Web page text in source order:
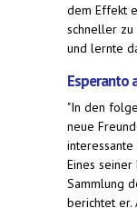
dem Effekt
schneller zu
und lernte
Esperanto
"In den
neue
Eines
Sammlung
berichtet er.